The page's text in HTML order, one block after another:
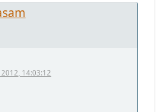
14:03:12